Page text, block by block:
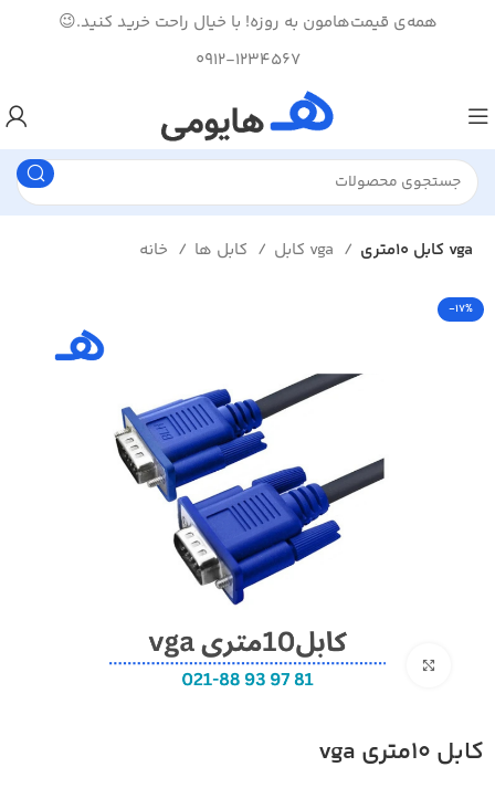
همه‌ی قیمت‌هامون به روزه! با خیال راحت خرید کنید.😉
0912-1234567
کابل vga کابل 10متری vga
-17%
بزرگنمایی تصویر
کابل 10متری vga